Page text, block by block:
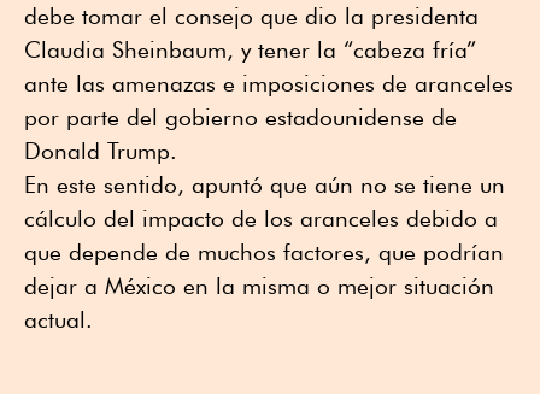
debe tomar el consejo que dio la presidenta
Claudia Sheinbaum, y tener la “cabeza fría”
ante las amenazas e imposiciones de aranceles
por parte del gobierno estadounidense de
Donald Trump.
En este sentido, apuntó que aún no se tiene un
cálculo del impacto de los aranceles debido a
que depende de muchos factores, que podrían
dejar a México en la misma o mejor situación
actual.